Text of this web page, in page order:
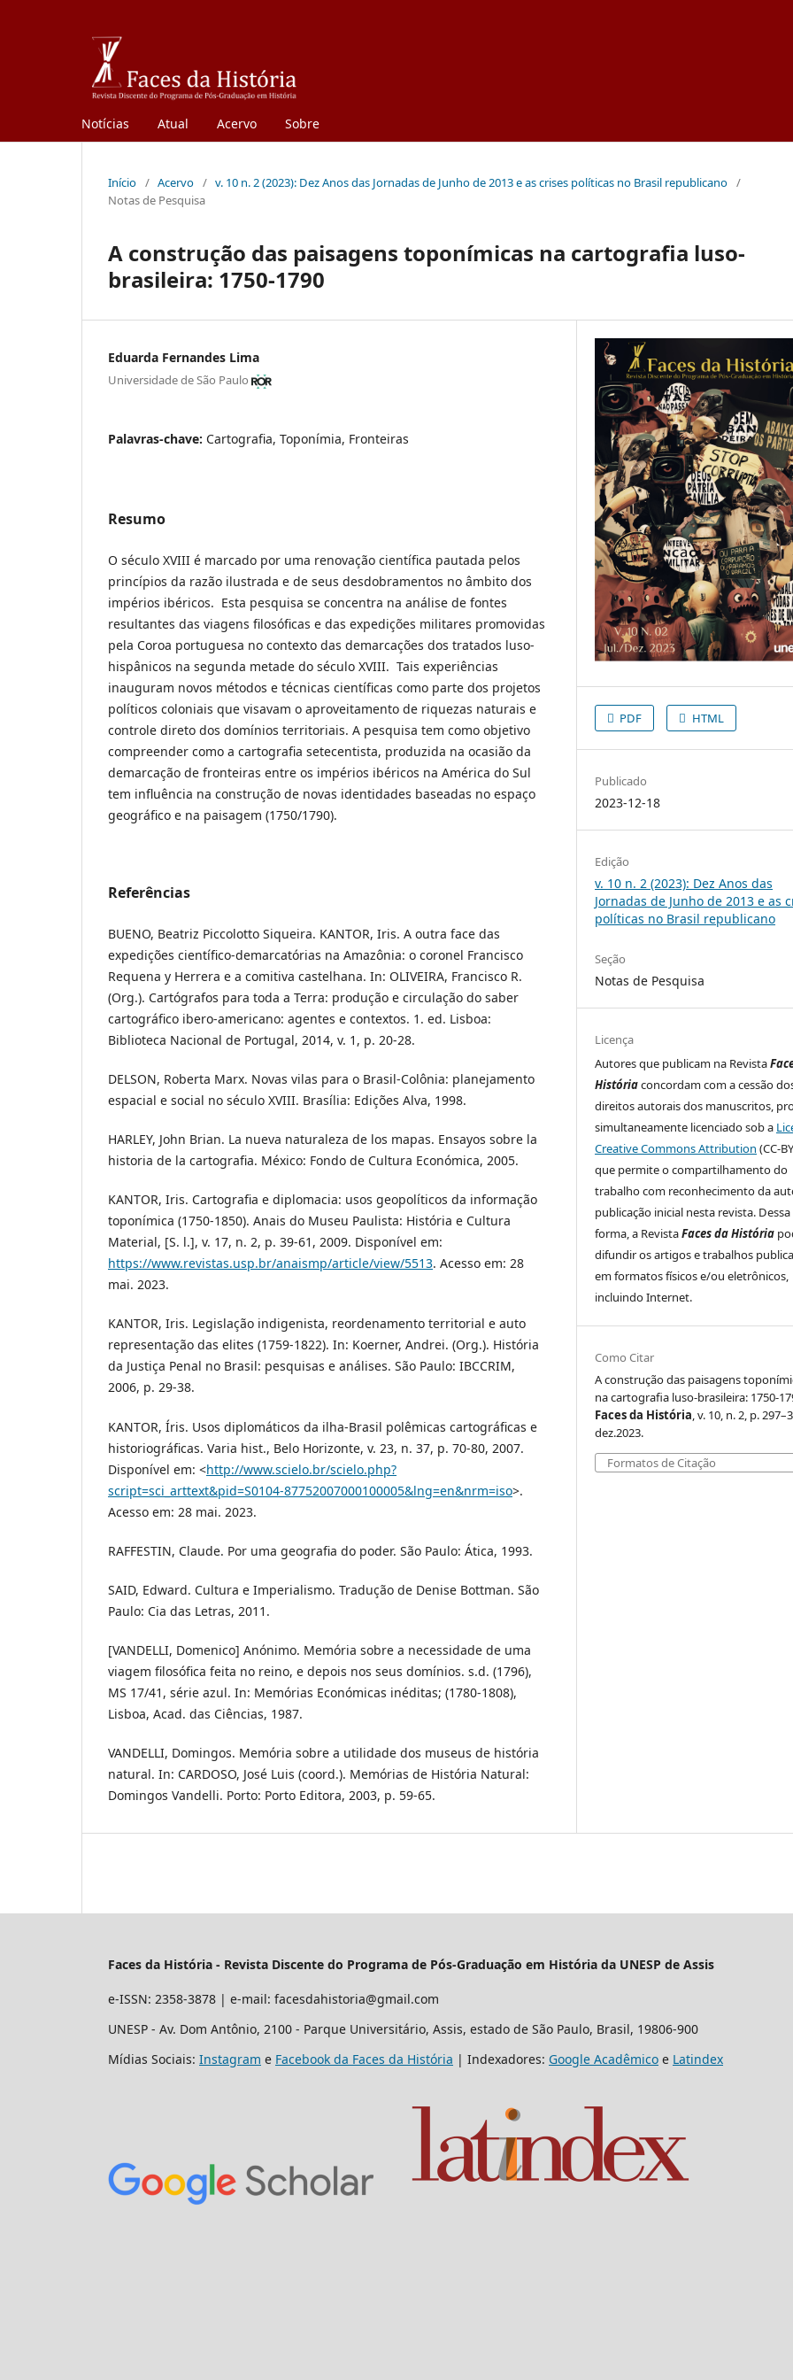
Notícias Atual Acervo Sobre
Início / Acervo / v. 10 n. 2 (2023): Dez Anos das Jornadas de Junho de 2013 e as crises políticas no Brasil republicano /
Notas de Pesquisa
A construção das paisagens toponímicas na cartografia luso-
brasileira: 1750-1790
Eduarda Fernandes Lima
Universidade de São Paulo
Palavras-chave: Cartografia, Toponímia, Fronteiras
Resumo
O século XVIII é marcado por uma renovação científica pautada pelos
princípios da razão ilustrada e de seus desdobramentos no âmbito dos
impérios ibéricos. Esta pesquisa se concentra na análise de fontes
resultantes das viagens filosóficas e das expedições militares promovidas
pela Coroa portuguesa no contexto das demarcações dos tratados luso-
hispânicos na segunda metade do século XVIII. Tais experiências
inauguram novos métodos e técnicas científicas como parte dos projetos
políticos coloniais que visavam o aproveitamento de riquezas naturais e
controle direto dos domínios territoriais. A pesquisa tem como objetivo
compreender como a cartografia setecentista, produzida na ocasião da
demarcação de fronteiras entre os impérios ibéricos na América do Sul
tem influência na construção de novas identidades baseadas no espaço
geográfico e na paisagem (1750/1790).
Referências
BUENO, Beatriz Piccolotto Siqueira. KANTOR, Iris. A outra face das
expedições científico-demarcatórias na Amazônia: o coronel Francisco
Requena y Herrera e a comitiva castelhana. In: OLIVEIRA, Francisco R.
(Org.). Cartógrafos para toda a Terra: produção e circulação do saber
cartográfico ibero-americano: agentes e contextos. 1. ed. Lisboa:
Biblioteca Nacional de Portugal, 2014, v. 1, p. 20-28.
DELSON, Roberta Marx. Novas vilas para o Brasil-Colônia: planejamento
espacial e social no século XVIII. Brasília: Edições Alva, 1998.
HARLEY, John Brian. La nueva naturaleza de los mapas. Ensayos sobre la
historia de la cartografia. México: Fondo de Cultura Económica, 2005.
KANTOR, Iris. Cartografia e diplomacia: usos geopolíticos da informação
toponímica (1750-1850). Anais do Museu Paulista: História e Cultura
Material, [S. l.], v. 17, n. 2, p. 39-61, 2009. Disponível em:
https://www.revistas.usp.br/anaismp/article/view/5513. Acesso em: 28
mai. 2023.
KANTOR, Iris. Legislação indigenista, reordenamento territorial e auto
representação das elites (1759-1822). In: Koerner, Andrei. (Org.). História
da Justiça Penal no Brasil: pesquisas e análises. São Paulo: IBCCRIM,
2006, p. 29-38.
KANTOR, Íris. Usos diplomáticos da ilha-Brasil polêmicas cartográficas e
historiográficas. Varia hist., Belo Horizonte, v. 23, n. 37, p. 70-80, 2007.
Disponível em: <http://www.scielo.br/scielo.php?
script=sci_arttext&pid=S0104-87752007000100005&lng=en&nrm=iso>.
Acesso em: 28 mai. 2023.
RAFFESTIN, Claude. Por uma geografia do poder. São Paulo: Ática, 1993.
SAID, Edward. Cultura e Imperialismo. Tradução de Denise Bottman. São
Paulo: Cia das Letras, 2011.
[VANDELLI, Domenico] Anónimo. Memória sobre a necessidade de uma
viagem filosófica feita no reino, e depois nos seus domínios. s.d. (1796),
MS 17/41, série azul. In: Memórias Económicas inéditas; (1780-1808),
Lisboa, Acad. das Ciências, 1987.
VANDELLI, Domingos. Memória sobre a utilidade dos museus de história
natural. In: CARDOSO, José Luis (coord.). Memórias de História Natural:
Domingos Vandelli. Porto: Porto Editora, 2003, p. 59-65.
PDF HTML
Publicado
2023-12-18
Edição
v. 10 n. 2 (2023): Dez Anos das
Jornadas de Junho de 2013 e as
políticas no Brasil republicano
Seção
Notas de Pesquisa
Licença
Autores que publicam na Revista
Históriaconcordam com a cessão
direitos autorais dos manuscritos,
simultaneamente licenciado sob a
Creative Commons Attribution (CC-
que permite o compartilhamento do
trabalho com reconhecimento da
publicação inicial nesta revista. Dessa
forma, a RevistaFaces da História
difundir os artigos e trabalhos
em formatos físicos e/ou eletrônicos,
incluindo Internet.
Como Citar
A construção das paisagens
na cartografia luso-brasileira: 1750-
Faces da História, v. 10, n. 2, p.
dez.2023.
Formatos de Citação
Faces da História - Revista Discente do Programa de Pós-Graduação em História da UNESP de Assis
e-ISSN: 2358-3878 | e-mail: facesdahistoria@gmail.com
UNESP - Av. Dom Antônio, 2100 - Parque Universitário, Assis, estado de São Paulo, Brasil, 19806-900
Mídias Sociais: Instagram e Facebook da Faces da História | Indexadores: Google Acadêmico e Latindex